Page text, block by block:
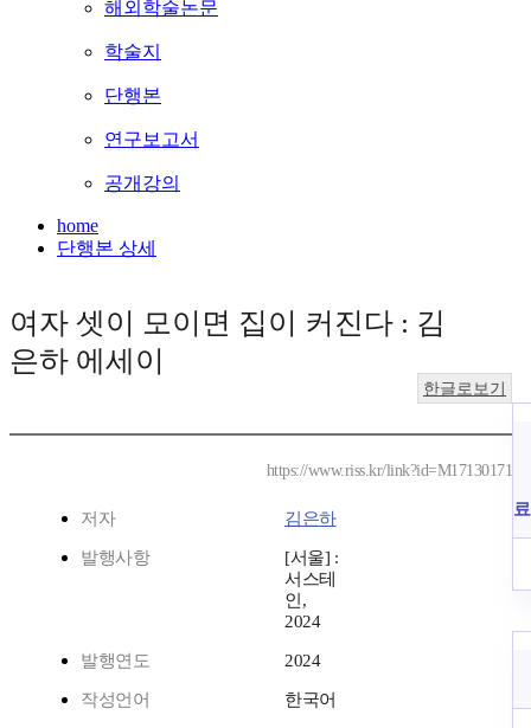
해외학술논문
학술지
단행본
연구보고서
공개강의
home
단행본 상세
여자 셋이 모이면 집이 커진다 : 김
은하 에세이
한글로보기
https://www.riss.kr/link?id=M17130171
저자 김은하
발행사항
[서울] :
서스테
인,
2024
발행연도 2024
작성언어 한국어
료